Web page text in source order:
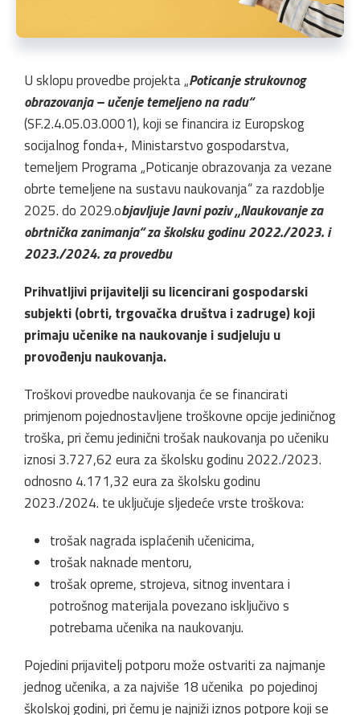
U sklopu provedbe projekta „Poticanje strukovnog
obrazovanja – učenje temeljeno na radu“
(SF.2.4.05.03.0001), koji se financira iz Europskog
socijalnog fonda+, Ministarstvo gospodarstva,
temeljem Programa „Poticanje obrazovanja za vezane
obrte temeljene na sustavu naukovanja“ za razdoblje
2025. do 2029.objavljuje Javni poziv „Naukovanje za
obrtnička zanimanja“ za školsku godinu 2022./2023. i
2023./2024. za provedbu
Prihvatljivi prijavitelji su licencirani gospodarski
subjekti (obrti, trgovačka društva i zadruge) koji
primaju učenike na naukovanje i sudjeluju u
provođenju naukovanja.
Troškovi provedbe naukovanja će se financirati
primjenom pojednostavljene troškovne opcije jediničnog
troška, pri čemu jedinični trošak naukovanja po učeniku
iznosi 3.727,62 eura za školsku godinu 2022./2023.
odnosno 4.171,32 eura za školsku godinu
2023./2024. te uključuje sljedeće vrste troškova:
trošak nagrada isplaćenih učenicima,
trošak naknade mentoru,
trošak opreme, strojeva, sitnog inventara i
potrošnog materijala povezano isključivo s
potrebama učenika na naukovanju.
Pojedini prijavitelj potporu može ostvariti za najmanje
jednog učenika, a za najviše 18 učenika po pojedinoj
školskoj godini, pri čemu je najniži iznos potpore koji se